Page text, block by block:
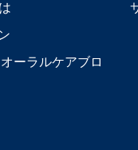
ーラルケアブロ